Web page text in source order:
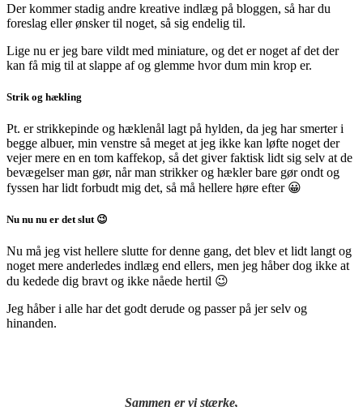
Der kommer stadig andre kreative indlæg på bloggen, så har du
foreslag eller ønsker til noget, så sig endelig til.
Lige nu er jeg bare vildt med miniature, og det er noget af det der
kan få mig til at slappe af og glemme hvor dum min krop er.
Strik og hækling
Pt. er strikkepinde og hæklenål lagt på hylden, da jeg har smerter i
begge albuer, min venstre så meget at jeg ikke kan løfte noget der
vejer mere en en tom kaffekop, så det giver faktisk lidt sig selv at de
bevægelser man gør, når man strikker og hækler bare gør ondt og
fyssen har lidt forbudt mig det, så må hellere høre efter 😀
Nu nu nu er det slut 😉
Nu må jeg vist hellere slutte for denne gang, det blev et lidt langt og
noget mere anderledes indlæg end ellers, men jeg håber dog ikke at
du kedede dig bravt og ikke nåede hertil 😉
Jeg håber i alle har det godt derude og passer på jer selv og
hinanden.
Sammen er vi stærke,